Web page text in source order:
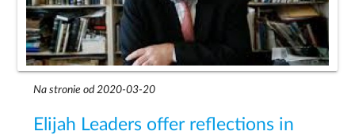
Na stronie od 2020-03-20
Elijah Leaders offer reflections in